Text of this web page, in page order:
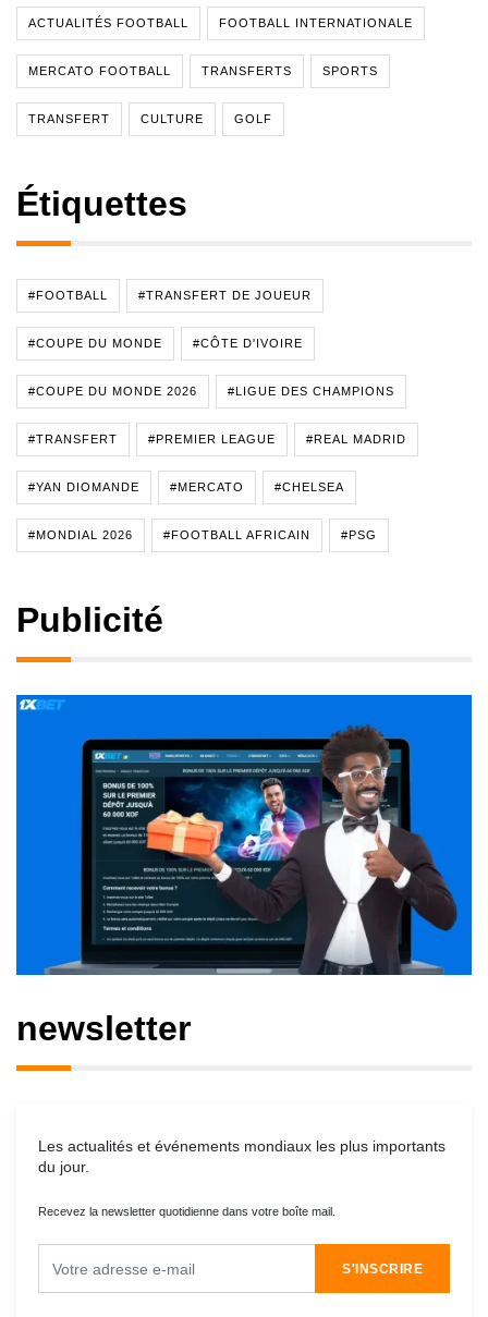
ACTUALITÉS FOOTBALL FOOTBALL INTERNATIONALE
MERCATO FOOTBALL TRANSFERTS SPORTS
TRANSFERT CULTURE GOLF
Étiquettes
#FOOTBALL #TRANSFERT DE JOUEUR
#COUPE DU MONDE #CÔTE D'IVOIRE
#COUPE DU MONDE 2026 #LIGUE DES CHAMPIONS
#TRANSFERT #PREMIER LEAGUE #REAL MADRID
#YAN DIOMANDE #MERCATO #CHELSEA
#MONDIAL 2026 #FOOTBALL AFRICAIN #PSG
Publicité
newsletter
Les actualités et événements mondiaux les plus importants
du jour.
Recevez la newsletter quotidienne dans votre boîte mail.
S'INSCRIRE